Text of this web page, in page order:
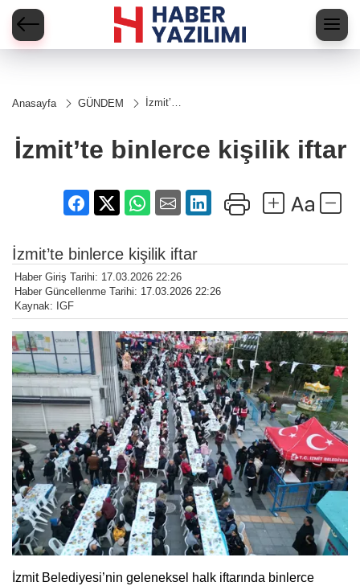
Anasayfa GÜNDEM
İzmit’te
iftar
İzmit’te binlerce kişilik iftar
İzmit’te binlerce kişilik iftar
Haber Giriş Tarihi: 17.03.2026 22:26
Haber Güncellenme Tarihi: 17.03.2026 22:26
Kaynak: IGF
İzmit Belediyesi’nin geleneksel halk iftarında binlerce